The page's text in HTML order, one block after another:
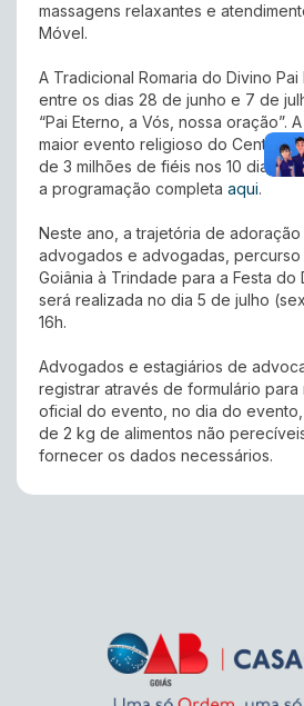
massagens relaxantes e
Móvel.
A Tradicional Romaria do Divino
entre os dias 28 de junho e 7 de
“Pai Eterno, a Vós, nossa oração”.
maior evento religioso do Centro-
de 3 milhões de fiéis nos 10 dias de
a programação completa aqui.
Neste ano, a trajetória de
advogados e advogadas, percurso
Goiânia à Trindade para a Festa do
será realizada no dia 5 de julho
16h.
Advogados e estagiários de
registrar através de formulário para
oficial do evento, no dia do
de 2 kg de alimentos não
fornecer os dados necessários.